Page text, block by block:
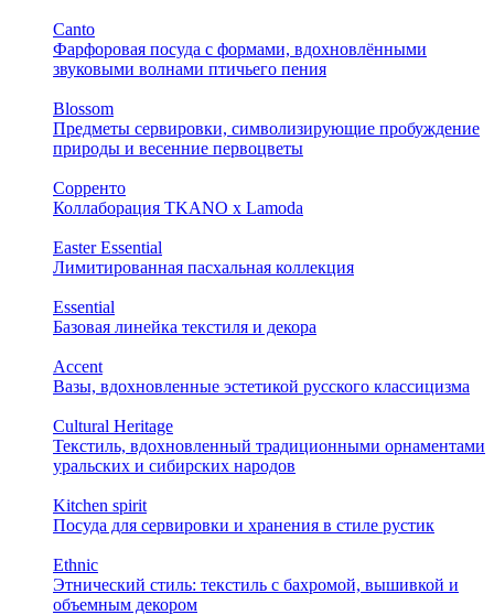
Canto
Фарфоровая посуда с формами, вдохновлёнными
звуковыми волнами птичьего пения
Blossom
Предметы сервировки, символизирующие пробуждение
природы и весенние первоцветы
Сорренто
Коллаборация TKANO х Lamoda
Easter Essential
Лимитированная пасхальная коллекция
Essential
Базовая линейка текстиля и декора
Accent
Вазы, вдохновленные эстетикой русского классицизма
Cultural Heritage
Текстиль, вдохновленный традиционными орнаментами
уральских и сибирских народов
Kitchen spirit
Посуда для сервировки и хранения в стиле рустик
Ethnic
Этнический стиль: текстиль с бахромой, вышивкой и
объемным декором